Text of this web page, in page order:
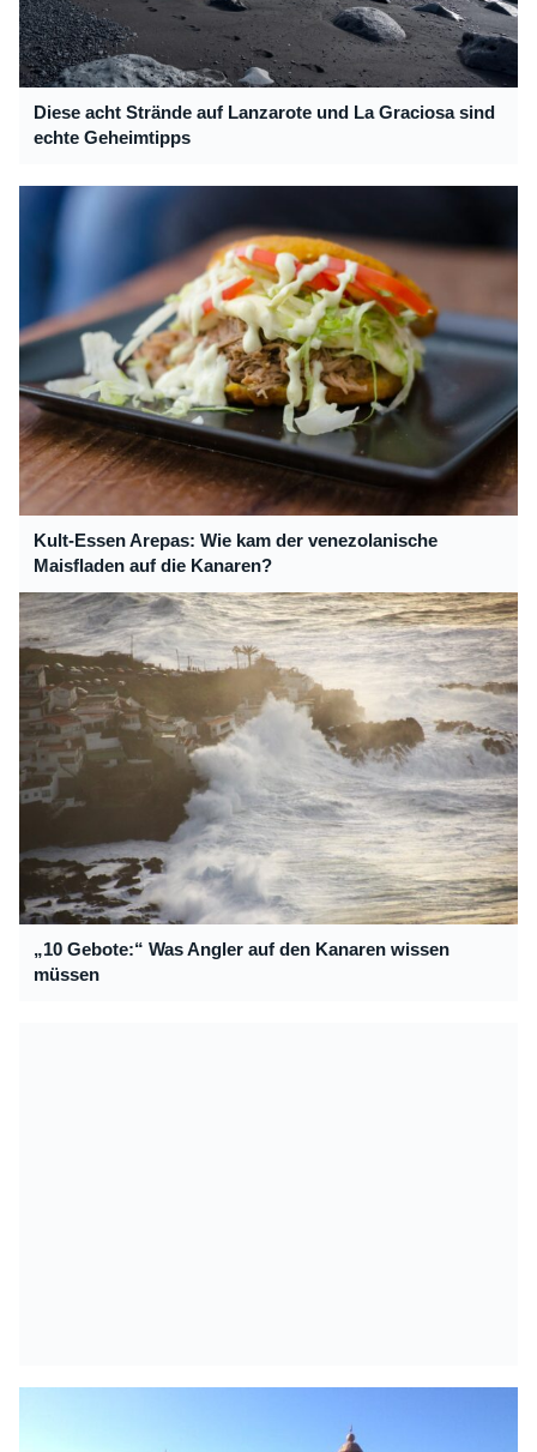
Diese acht Strände auf Lanzarote und La Graciosa sind
echte Geheimtipps
Kult-Essen Arepas: Wie kam der venezolanische
Maisfladen auf die Kanaren?
„10 Gebote:“ Was Angler auf den Kanaren wissen
müssen